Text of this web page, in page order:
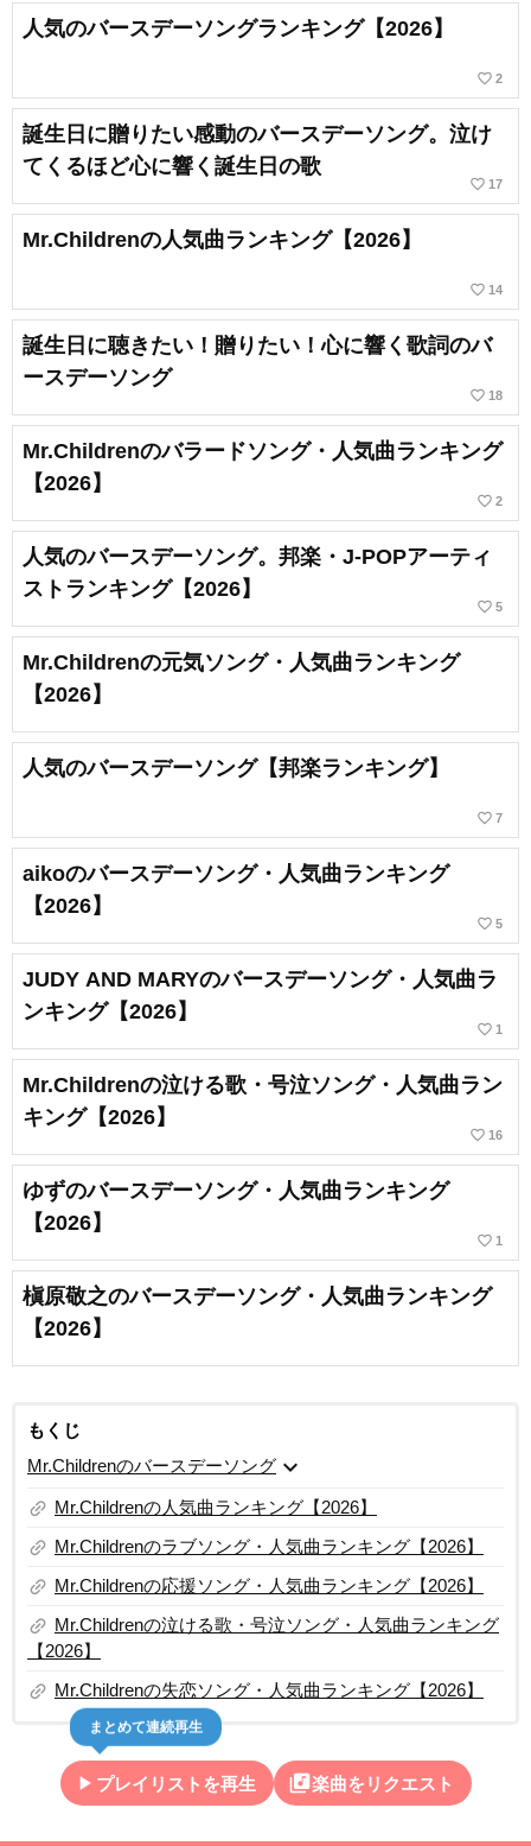
人気のバースデーソングランキング【2026】
favorite_border 2
誕生日に贈りたい感動のバースデーソング。泣け
てくるほど心に響く誕生日の歌
favorite_border 17
Mr.Childrenの人気曲ランキング【2026】
favorite_border 14
誕生日に聴きたい！贈りたい！心に響く歌詞のバ
ースデーソング
favorite_border 18
Mr.Childrenのバラードソング・人気曲ランキング
【2026】
favorite_border 2
人気のバースデーソング。邦楽・J-POPアーティ
ストランキング【2026】
favorite_border 5
Mr.Childrenの元気ソング・人気曲ランキング
【2026】
人気のバースデーソング【邦楽ランキング】
favorite_border 7
aikoのバースデーソング・人気曲ランキング
【2026】
favorite_border 5
JUDY AND MARYのバースデーソング・人気曲ラ
ンキング【2026】
favorite_border 1
Mr.Childrenの泣ける歌・号泣ソング・人気曲ラン
キング【2026】
favorite_border 16
ゆずのバースデーソング・人気曲ランキング
【2026】
favorite_border 1
槇原敬之のバースデーソング・人気曲ランキング
【2026】
もくじ
Mr.Childrenのバースデーソング expand_more
link Mr.Childrenの人気曲ランキング【2026】
link Mr.Childrenのラブソング・人気曲ランキング【2026】
link Mr.Childrenの応援ソング・人気曲ランキング【2026】
link Mr.Childrenの泣ける歌・号泣ソング・人気曲ランキング
【2026】
link Mr.Childrenの失恋ソング・人気曲ランキング【2026】
play_arrow プレイリストを再生
まとめて連続再生
library_music楽曲をリクエスト